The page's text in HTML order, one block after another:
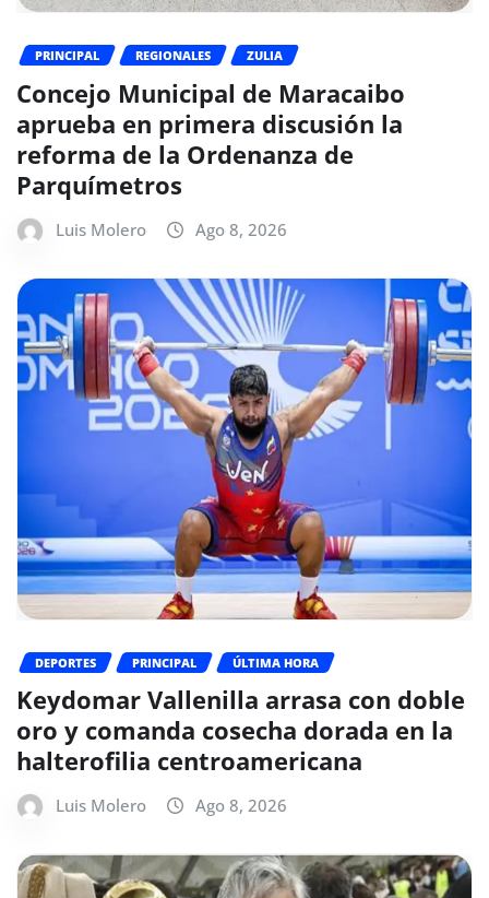
PRINCIPAL REGIONALES ZULIA
Concejo Municipal de Maracaibo
aprueba en primera discusión la
reforma de la Ordenanza de
Parquímetros
Luis Molero Ago 8, 2026
DEPORTES PRINCIPAL ÚLTIMA HORA
Keydomar Vallenilla arrasa con doble
oro y comanda cosecha dorada en la
halterofilia centroamericana
Luis Molero Ago 8, 2026